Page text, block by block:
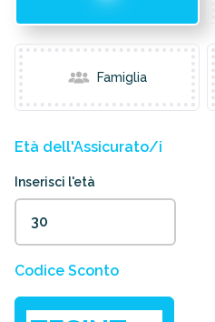
Famiglia
Età dell'Assicurato/i
Inserisci l'età
Codice Sconto